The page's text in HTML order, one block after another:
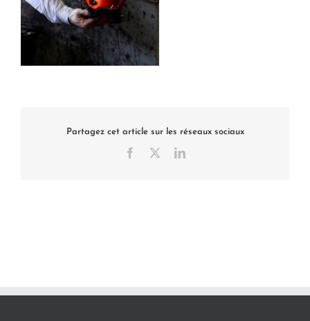
Partagez cet article sur les réseaux sociaux
Facebook LinkedIn